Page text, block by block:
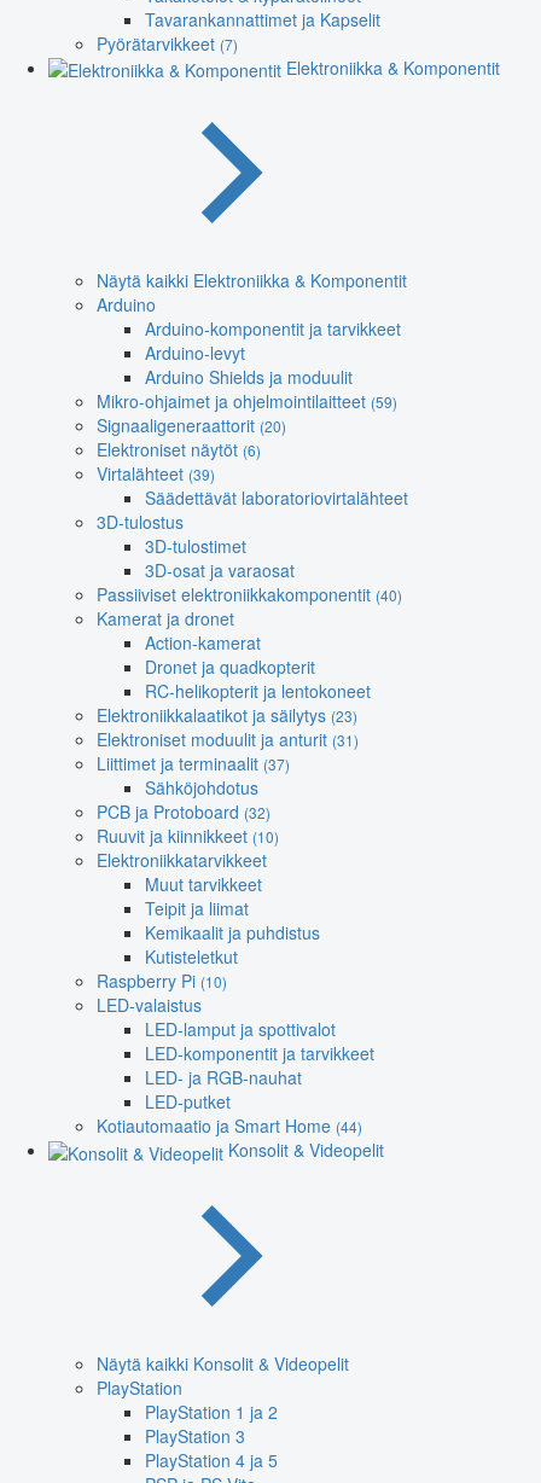
Tavarankannattimet ja Kapselit
Pyörätarvikkeet (7)
Elektroniikka & Komponentit
Näytä kaikki Elektroniikka & Komponentit
Arduino
Arduino-komponentit ja tarvikkeet
Arduino-levyt
Arduino Shields ja moduulit
Mikro-ohjaimet ja ohjelmointilaitteet (59)
Signaaligeneraattorit (20)
Elektroniset näytöt (6)
Virtalähteet (39)
Säädettävät laboratoriovirtalähteet
3D-tulostus
3D-tulostimet
3D-osat ja varaosat
Passiiviset elektroniikkakomponentit (40)
Kamerat ja dronet
Action-kamerat
Dronet ja quadkopterit
RC-helikopterit ja lentokoneet
Elektroniikkalaatikot ja säilytys (23)
Elektroniset moduulit ja anturit (31)
Liittimet ja terminaalit (37)
Sähköjohdotus
PCB ja Protoboard (32)
Ruuvit ja kiinnikkeet (10)
Elektroniikkatarvikkeet
Muut tarvikkeet
Teipit ja liimat
Kemikaalit ja puhdistus
Kutisteletkut
Raspberry Pi (10)
LED-valaistus
LED-lamput ja spottivalot
LED-komponentit ja tarvikkeet
LED- ja RGB-nauhat
LED-putket
Kotiautomaatio ja Smart Home (44)
Konsolit & Videopelit
Näytä kaikki Konsolit & Videopelit
PlayStation
PlayStation 1 ja 2
PlayStation 3
PlayStation 4 ja 5